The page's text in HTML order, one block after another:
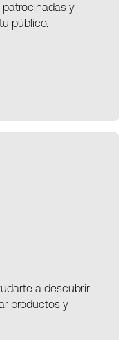
y
público.
a descubrir
productos y